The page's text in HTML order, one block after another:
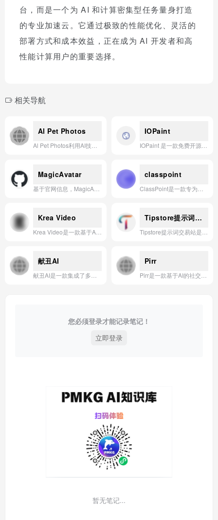
台，而是一个为 AI 和计算密集型任务量身打造
的专业加速云。它通过极致的性能优化、灵活的
部署方式和成本效益，正在成为 AI 开发者和高
性能计算用户的重要选择。
相关导航
Al Pet Photos IOPaint
MagicAvatar classpoint
Krea Video Tipstore提示词交易站
献丑AI Pirr
您必须登录才能记录笔记！
立即登录
暂无笔记...